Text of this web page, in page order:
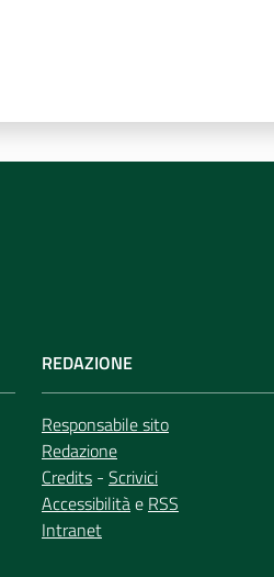
REDAZIONE
Responsabile sito
Redazione
Credits - Scrivici
Accessibilitàe RSS
Intranet